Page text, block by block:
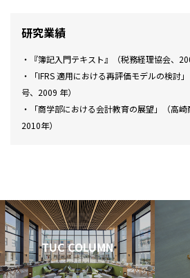
研究業績
・『簿記入門テキスト』（税務経理協会、
・「IFRS 適用における再評価モデルの検討
号、2009 年）
・「商学部における会計教育の展望」（高崎
2010年）
TUC COLUMN